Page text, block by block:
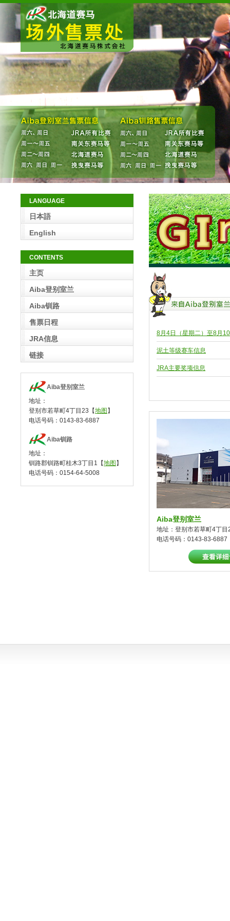
8月4日（星期二）至8月
泥土等级赛车信息
JRA主要奖项信息
Aiba登别室兰
地址：登别市若草町4丁目
电话号码：0143-83-6887
LANGUAGE
日本語
English
CONTENTS
主页
Aiba登别室兰
Aiba钏路
售票日程
JRA信息
链接
Aiba登别室兰
地址：
登别市若草町4丁目23【地图 】
电话号码：0143-83-6887
Aiba钏路
地址：
钏路郡钏路町桂木3丁目1【地图 】
电话号码：0154-64-5008